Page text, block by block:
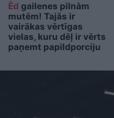
Ēd gailenes pilnām
mutēm! Tajās ir
vairākas vērtīgas
vielas, kuru dēļ ir vērts
paņemt papildporciju